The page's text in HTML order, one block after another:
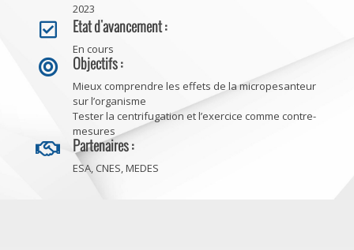
2023
 Etat d'avancement :
En cours
 Objectifs :
Mieux comprendre les effets de la micropesanteur
sur l’organisme
Tester la centrifugation et l’exercice comme contre-
mesures
 Partenaires :
ESA, CNES, MEDES